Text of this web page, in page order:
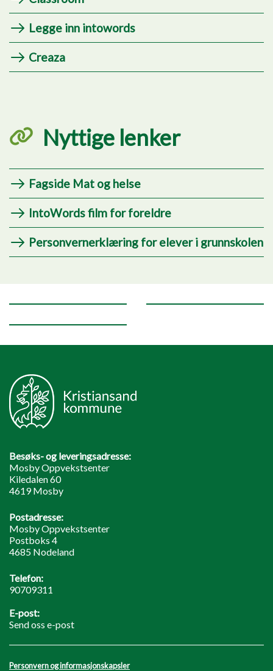
Legge inn intowords
Creaza
Nyttige lenker
Fagside Mat og helse
IntoWords film for foreldre
Personvernerklæring for elever i grunnskolen
Besøks- og leveringsadresse:
Mosby Oppvekstsenter
Kiledalen 60
4619 Mosby
Postadresse:
Mosby Oppvekstsenter
Postboks 4
4685 Nodeland
Telefon:
90709311
E-post:
Send oss e-post
Personvern og informasjonskapsler